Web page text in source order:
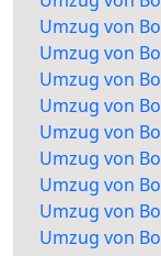
Umzug von
Umzug von
Umzug von
Umzug von
Umzug von
Umzug von
Umzug von
Umzug von
Umzug von